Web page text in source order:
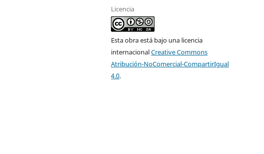
Licencia
Esta obra está bajo una licencia
internacionalCreative Commons
Atribución-NoComercial-CompartirIgual
4.0.